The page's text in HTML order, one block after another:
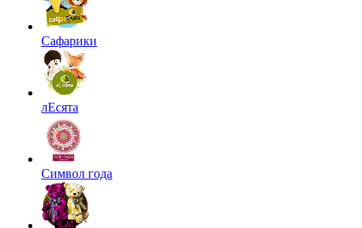
Сафарики
лЕсята
Символ года